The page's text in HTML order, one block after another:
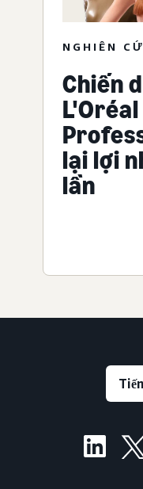
NGHIÊN
Chiến
L'Oréal
lại lợi
lần